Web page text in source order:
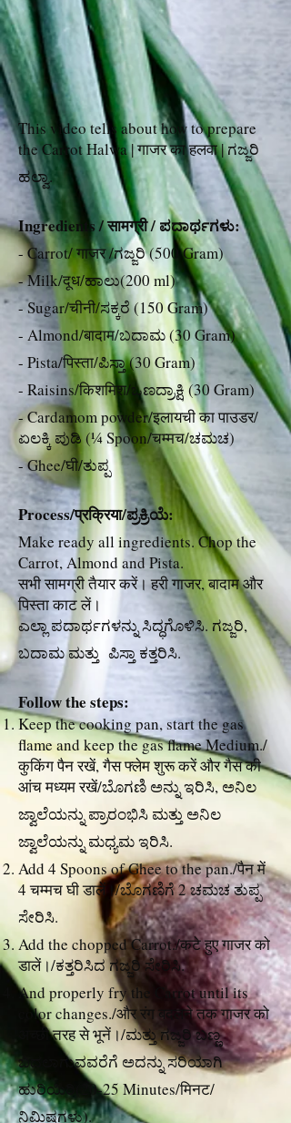
This video tells about how to prepare
the Carrot Halwa | गाजर का हलवा | ಗಜ್ಜರಿ
ಹಲ್ವಾ.
Ingredients / सामग्री / ಪದಾರ್ಥಗಳು:
- Carrot/ गाजर /ಗಜ್ಜರಿ (500 Gram)
- Milk/दूध/ಹಾಲು(200 ml)
- Sugar/चीनी/ಸಕ್ಕರೆ (150 Gram)
- Almond/बादाम/ಬದಾಮ (30 Gram)
- Pista/पिस्ता/ಪಿಸ್ತಾ (30 Gram)
- Raisins/किशमिश/ಒಣದ್ರಾಕ್ಷಿ (30 Gram)
- Cardamom powder/इलायची का पाउडर/
ಏಲಕ್ಕಿ ಪುಡಿ (¼ Spoon/चम्मच/ಚಮಚ)
- Ghee/घी/ತುಪ್ಪ
Process/प्रक्रिया/ಪ್ರಕ್ರಿಯೆ:
Make ready all ingredients. Chop the
Carrot, Almond and Pista.
सभी सामग्री तैयार करें। हरी गाजर, बादाम और
पिस्ता काट लें।
ಎಲ್ಲಾ ಪದಾರ್ಥಗಳನ್ನು ಸಿದ್ಧಗೊಳಿಸಿ. ಗಜ್ಜರಿ,
ಬದಾಮ ಮತ್ತು ಪಿಸ್ತಾ ಕತ್ತರಿಸಿ.
Follow the steps:
Keep the cooking pan, start the gas
flame and keep the gas flame Medium./
कुकिंग पैन रखें, गैस फ्लेम शुरू करें और गैस की
आंच मध्यम रखें/ಬೊಗಣಿ ಅನ್ನು ಇರಿಸಿ, ಅನಿಲ
ಜ್ವಾಲೆಯನ್ನು ಪ್ರಾರಂಭಿಸಿ ಮತ್ತು ಅನಿಲ
ಜ್ವಾಲೆಯನ್ನು ಮಧ್ಯಮ ಇರಿಸಿ.
Add 4 Spoons of Ghee to the pan./पैन में
4 चम्मच घी डालें।/ಬೊಗಣಿಗೆ 2 ಚಮಚ ತುಪ್ಪ
ಸೇರಿಸಿ.
Add the chopped Carrot./कटे हुए गाजर को
डालें।/ಕತ್ತರಿಸಿದ ಗಜ್ಜರಿ ಸೇರಿಸಿ.
And properly fry the Carrot until its
color changes./और रंग बदलने तक गाजर को
अच्छी तरह से भूनें।/ಮತ್ತು ಗಜ್ಜರಿ ಬಣ್ಣ
ಬದಲಾಗುವವರೆಗೆ ಅದನ್ನು ಸರಿಯಾಗಿ
ಹುರಿಯಿರಿ(20-25 Minutes/मिनट/
ನಿಮಿಷಗಳು).